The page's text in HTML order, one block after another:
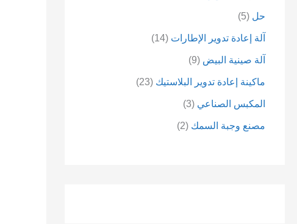
حل 5
آلة إعادة تدوير الإطارات 14
آلة صينية البيض 9
ماكينة إعادة تدوير البلاستيك 23
المكبس الصناعي 3
مصنع وجبة السمك 2